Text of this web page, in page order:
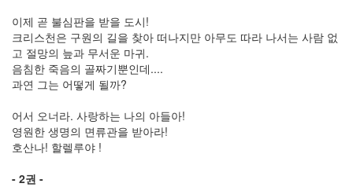
이제 곧 불심판을 받을 도시!
크리스천은 구원의 길을 찾아 떠나지만 아무도 따라 나서는 사람 없
고 절망의 늪과 무서운 마귀.
음침한 죽음의 골짜기뿐인데....
과연 그는 어떻게 될까?
어서 오너라. 사랑하는 나의 아들아!
영원한 생명의 면류관을 받아라!
호산나! 할렐루야 !
- 2권 -